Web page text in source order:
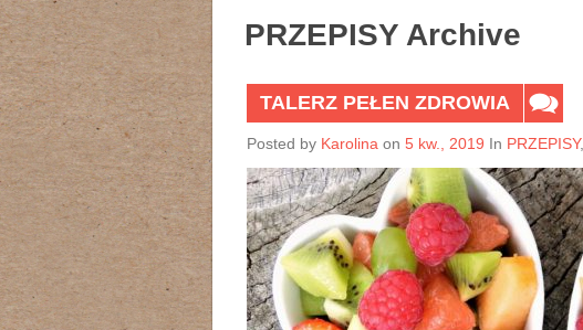
PRZEPISY Archive
TALERZ PEŁEN ZDROWIA
Posted by Karolina on 5 kw., 2019 In PRZEPISY,